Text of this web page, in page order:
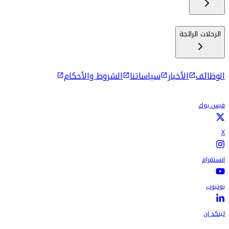
الرحلات الرائجة
الوظائف الأخبار سياساتنا الشروط والأحكام
فيس بوك
X
انستقرام
يوتيوب
لينكد إن